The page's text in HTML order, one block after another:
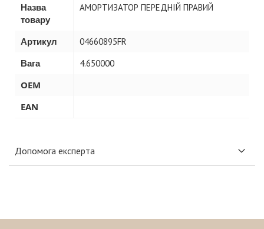
Назва
товару
АМОРТИЗАТОР ПЕРЕДНІЙ ПРАВИЙ
Артикул 04660895FR
Вага 4.650000
OEM
EAN
Допомога експерта